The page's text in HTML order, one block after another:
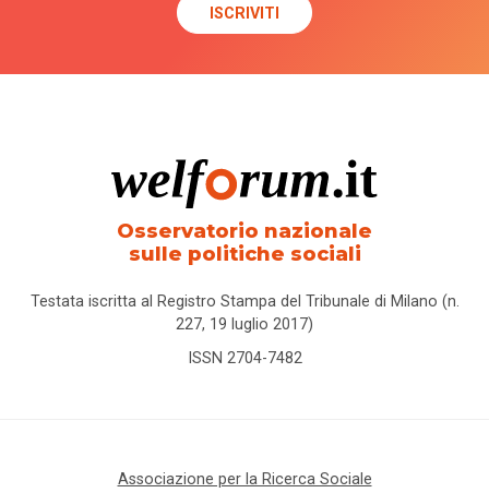
Osservatorio nazionale
sulle politiche sociali
Testata iscritta al Registro Stampa del Tribunale di Milano (n.
227, 19 luglio 2017)
ISSN 2704-7482
Associazione per la Ricerca Sociale